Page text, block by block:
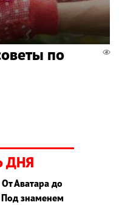
по
ДНЯ
От Аватара до
Под знаменем